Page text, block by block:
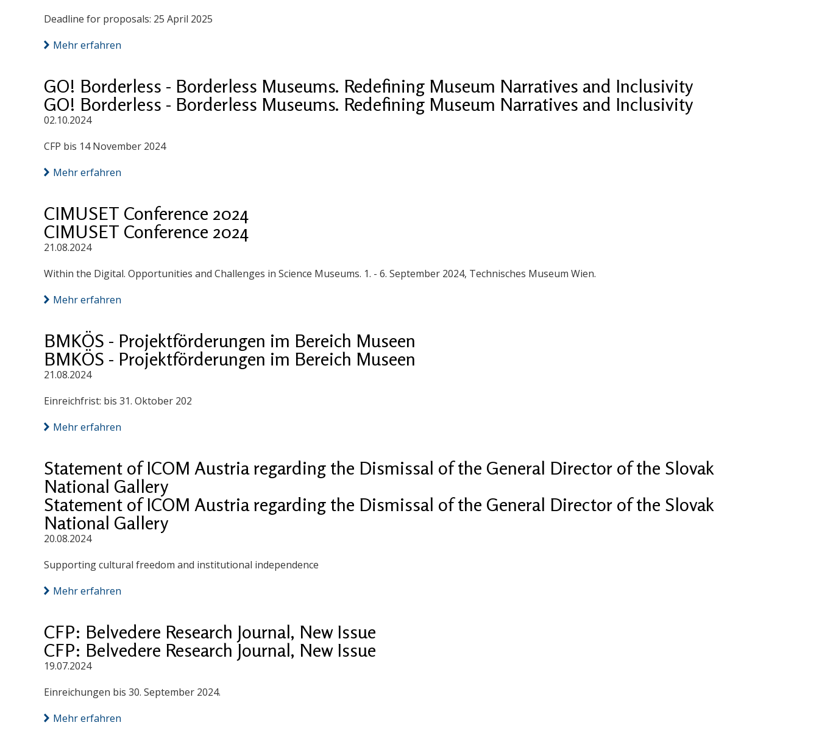
Deadline for proposals: 25 April 2025
Mehr erfahren
GO! Borderless - Borderless Museums. Redefining Museum Narratives and Inclusivity
GO! Borderless - Borderless Museums. Redefining Museum Narratives and Inclusivity
02.10.2024
CFP bis 14 November 2024
Mehr erfahren
CIMUSET Conference 2024
CIMUSET Conference 2024
21.08.2024
Within the Digital. Opportunities and Challenges in Science Museums. 1. - 6. September 2024, Technisches Museum Wien.
Mehr erfahren
BMKÖS - Projektförderungen im Bereich Museen
BMKÖS - Projektförderungen im Bereich Museen
21.08.2024
Einreichfrist: bis 31. Oktober 202
Mehr erfahren
Statement of ICOM Austria regarding the Dismissal of the General Director of the Slovak
National Gallery
Statement of ICOM Austria regarding the Dismissal of the General Director of the Slovak
National Gallery
20.08.2024
Supporting cultural freedom and institutional independence
Mehr erfahren
CFP: Belvedere Research Journal, New Issue
CFP: Belvedere Research Journal, New Issue
19.07.2024
Einreichungen bis 30. September 2024.
Mehr erfahren